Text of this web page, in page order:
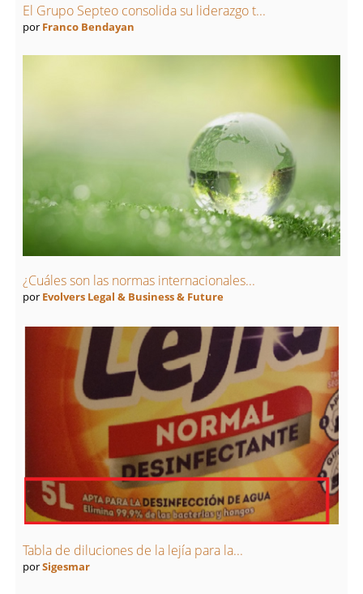
El Grupo Septeo consolida su liderazgo t...
por Franco Bendayan
¿Cuáles son las normas internacionales...
por Evolvers Legal & Business & Future
Tabla de diluciones de la lejía para la...
porSigesmar